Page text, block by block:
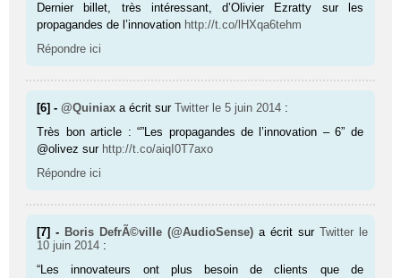
Dernier billet, très intéressant, d’Olivier Ezratty sur les
propagandes de l’innovation http://t.co/lHXqa6tehm
Répondre ici
[6] -@Quiniax a écrit surTwitter le 5 juin 2014 :
Très bon article : “”Les propagandes de l’innovation – 6” de
@olivez sur http://t.co/aiqI0T7axo
Répondre ici
[7] - Boris DefrÃ©ville (@AudioSense) a écrit sur Twitter
le
10 juin 2014 :
“Les innovateurs ont plus besoin de clients que de